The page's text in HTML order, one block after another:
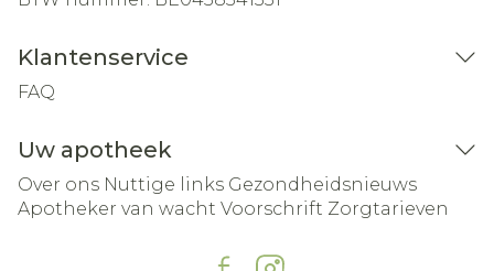
Klantenservice
FAQ
Uw apotheek
Over ons Nuttige links Gezondheidsnieuws
Apotheker van wacht Voorschrift Zorgtarieven